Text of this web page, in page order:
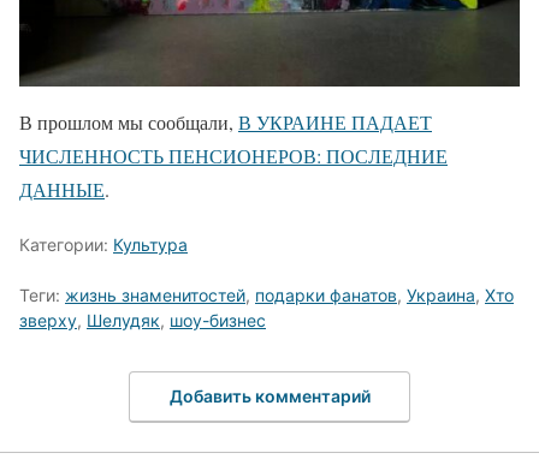
В прошлом мы сообщали, В УКРАИНЕ ПАДАЕТ
ЧИСЛЕННОСТЬ ПЕНСИОНЕРОВ: ПОСЛЕДНИЕ
ДАННЫЕ.
Категории: Культура
Теги: жизнь знаменитостей, подарки фанатов, Украина, Хто
зверху, Шелудяк, шоу-бизнес
Добавить комментарий